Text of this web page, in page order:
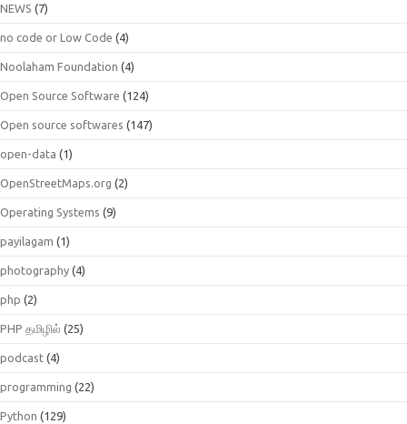
NEWS (7)
no code or Low Code (4)
Noolaham Foundation (4)
Open Source Software (124)
Open source softwares (147)
open-data (1)
OpenStreetMaps.org (2)
Operating Systems (9)
payilagam (1)
photography (4)
php (2)
PHP தமிழில் (25)
podcast (4)
programming (22)
Python (129)